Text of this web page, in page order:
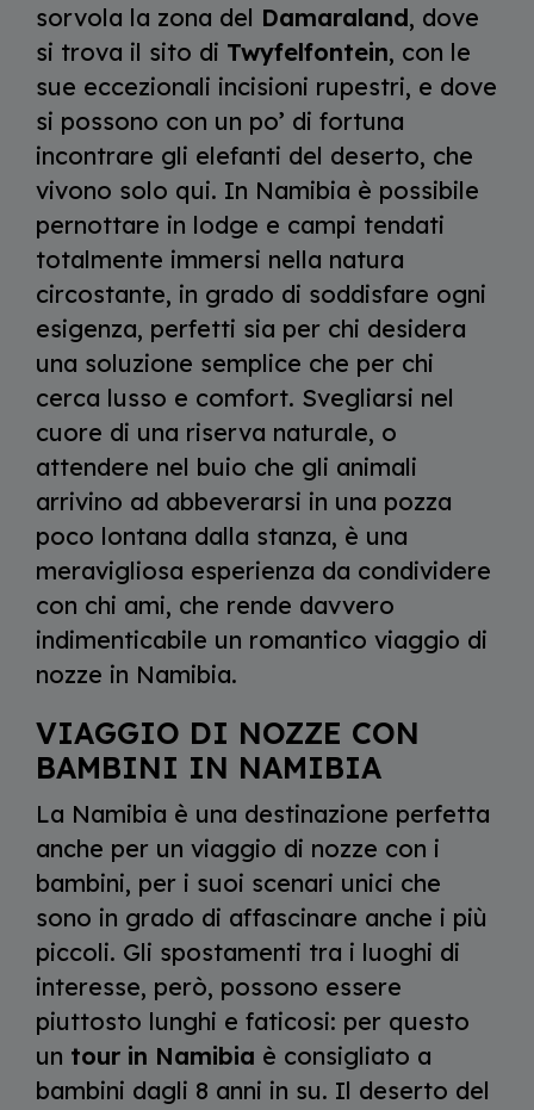
sorvola la zona del Damaraland, dove
si trova il sito di Twyfelfontein, con le
sue eccezionali incisioni rupestri, e dove
si possono con un po’ di fortuna
incontrare gli elefanti del deserto, che
vivono solo qui. In Namibia è possibile
pernottare in lodge e campi tendati
totalmente immersi nella natura
circostante, in grado di soddisfare ogni
esigenza, perfetti sia per chi desidera
una soluzione semplice che per chi
cerca lusso e comfort. Svegliarsi nel
cuore di una riserva naturale, o
attendere nel buio che gli animali
arrivino ad abbeverarsi in una pozza
poco lontana dalla stanza, è una
meravigliosa esperienza da condividere
con chi ami, che rende davvero
indimenticabile un romantico viaggio di
nozze in Namibia.
VIAGGIO DI NOZZE CON
BAMBINI IN NAMIBIA
La Namibia è una destinazione perfetta
anche per un viaggio di nozze con i
bambini, per i suoi scenari unici che
sono in grado di affascinare anche i più
piccoli. Gli spostamenti tra i luoghi di
interesse, però, possono essere
piuttosto lunghi e faticosi: per questo
un tour in Namibia è consigliato a
bambini dagli 8 anni in su. Il deserto del